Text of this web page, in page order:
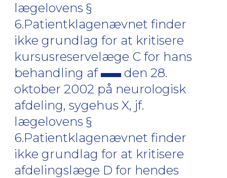
lægelovens §
6.Patientklagenævnet finder
ikke grundlag for at kritisere
kursusreservelæge C for hans
behandling af
den 28.
oktober 2002 på neurologisk
afdeling, sygehus X, jf.
lægelovens §
6.Patientklagenævnet finder
ikke grundlag for at kritisere
afdelingslæge D for hendes